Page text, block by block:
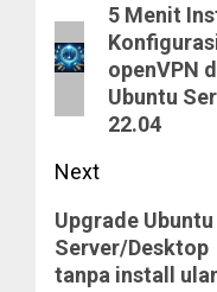
Previous
post:
5 Menit
openVPN
Ubuntu
22.04
Next
Next
post:
Upgrade Ubuntu
Server/Desktop
tanpa install